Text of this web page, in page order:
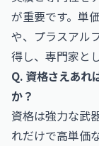
が重要です。単
や、プラスアル
得し、専門家と
Q. 資格さえあれ
か？
資格は強力な武
れだけで高単価